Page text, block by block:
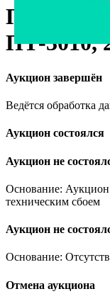
ПТ-3010,
Аукцион завершён
Ведётся обработка
Аукцион состоялся
Аукцион не
Основание: Аукцион
техническим сбоем
Аукцион не
Основание:
Отмена аукциона